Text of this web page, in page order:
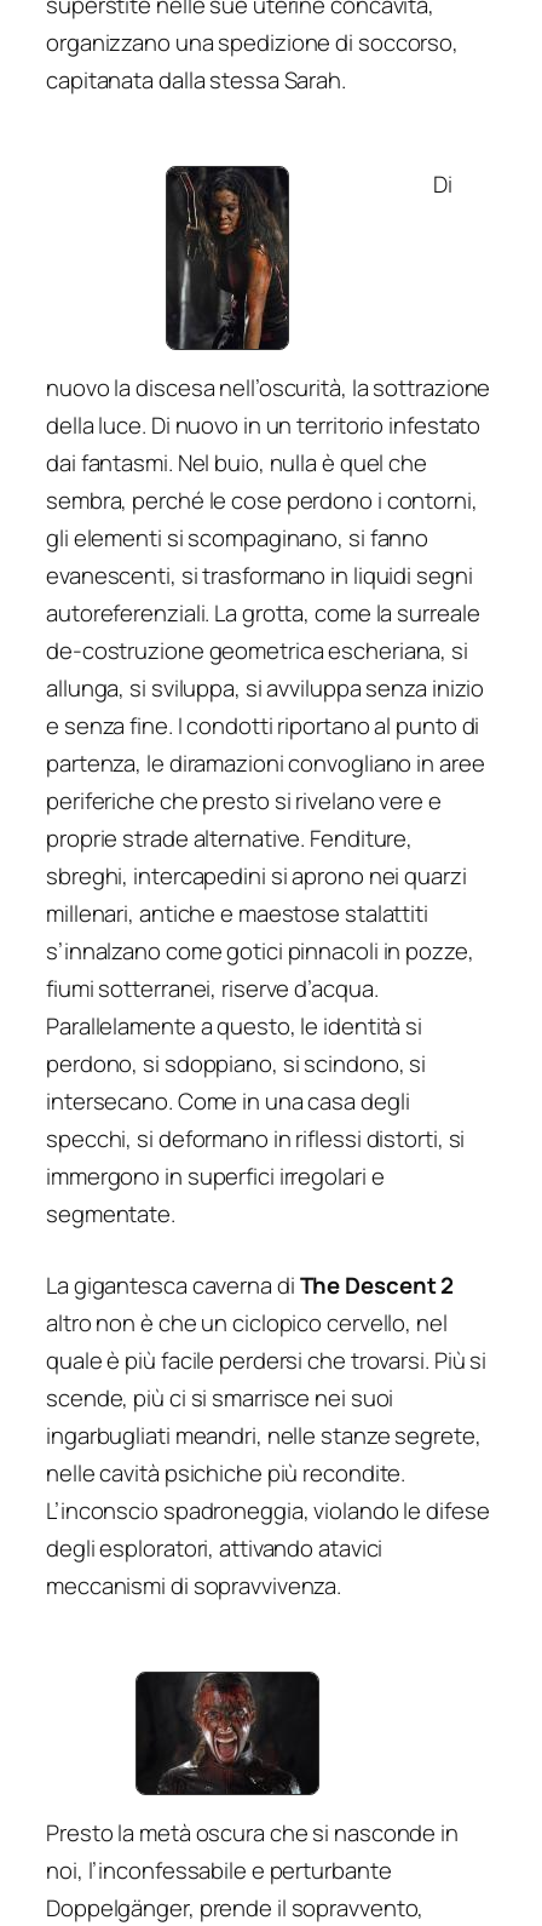
organizzano una spedizione di soccorso,
capitanata dalla stessa Sarah.
Di
nuovo la discesa nell’oscurità, la sottrazione
della luce. Di nuovo in un territorio infestato
dai fantasmi. Nel buio, nulla è quel che
sembra, perché le cose perdono i contorni,
gli elementi si scompaginano, si fanno
evanescenti, si trasformano in liquidi segni
autoreferenziali. La grotta, come la surreale
de-costruzione geometrica escheriana, si
allunga, si sviluppa, si avviluppa senza inizio
e senza fine. I condotti riportano al punto di
partenza, le diramazioni convogliano in aree
periferiche che presto si rivelano vere e
proprie strade alternative. Fenditure,
sbreghi, intercapedini si aprono nei quarzi
millenari, antiche e maestose stalattiti
s’innalzano come gotici pinnacoli in pozze,
fiumi sotterranei, riserve d’acqua.
Parallelamente a questo, le identità si
perdono, si sdoppiano, si scindono, si
intersecano. Come in una casa degli
specchi, si deformano in riflessi distorti, si
immergono in superfici irregolari e
segmentate.
La gigantesca caverna diThe Descent 2
altro non è che un ciclopico cervello, nel
quale è più facile perdersi che trovarsi. Più si
scende, più ci si smarrisce nei suoi
ingarbugliati meandri, nelle stanze segrete,
nelle cavità psichiche più recondite.
L’inconscio spadroneggia, violando le difese
degli esploratori, attivando atavici
meccanismi di sopravvivenza.
Presto la metà oscura che si nasconde in
noi, l’inconfessabile e perturbante
Doppelgänger, prende il sopravvento,